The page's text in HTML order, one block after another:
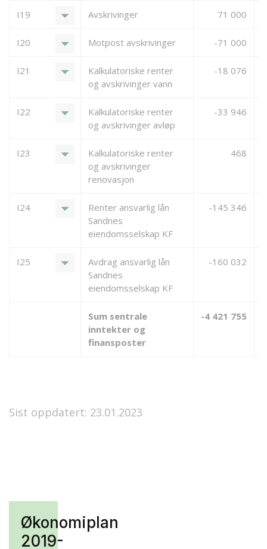
Økonomiplan
2019-
I19 arrow_drop_down Avskrivinger 71 000
I20 arrow_drop_down Motpost avskrivinger -71 000
I21 arrow_drop_down
Kalkulatoriske renter
og avskrivinger vann
-18 076
I22 arrow_drop_down
Kalkulatoriske renter
og avskrivinger avløp
-33 946
I23 arrow_drop_down
Kalkulatoriske renter
og avskrivinger
renovasjon
468
I24 arrow_drop_down
Renter ansvarlig lån
Sandnes
eiendomsselskap KF
-145 346
I25 arrow_drop_down
Avdrag ansvarlig lån
Sandnes
eiendomsselskap KF
-160 032
Sum sentrale
inntekter og
finansposter
-4 421 755
Sist oppdatert: 23.01.2023